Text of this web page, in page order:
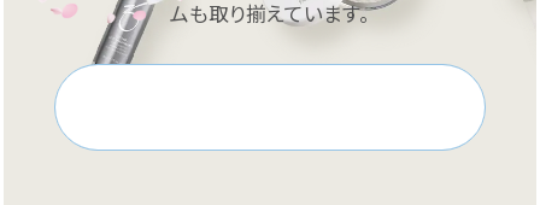
ムも取り揃えています。